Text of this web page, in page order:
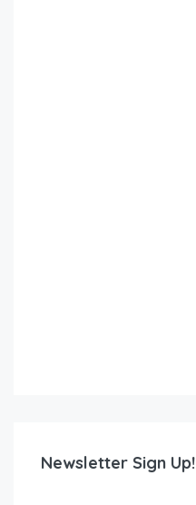
Newsletter Sign Up!